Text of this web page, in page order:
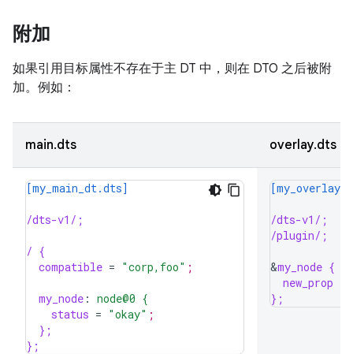
附加
如果引用目标属性不存在于主 DT 中，则在 DTO 之后被附
加。例如：
main.dts overlay.dts
[my_main_dt.dts]
/dts-v1/;
/ {
compatible = "corp,foo" ;
my_node : node@0 {
status = "okay" ;
};
};
/dts-v1/;
/plugin/;
&my_node {
new_prop
};